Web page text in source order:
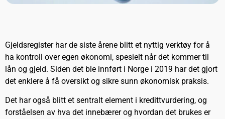
Gjeldsregister har de siste årene blitt et nyttig verktøy for å
ha kontroll over egen økonomi, spesielt når det kommer til
lån og gjeld. Siden det ble innført i Norge i 2019 har det gjort
det enklere å få oversikt og sikre sunn økonomisk praksis.
Det har også blitt et sentralt element i kredittvurdering, og
forståelsen av hva det innebærer og hvordan det brukes er